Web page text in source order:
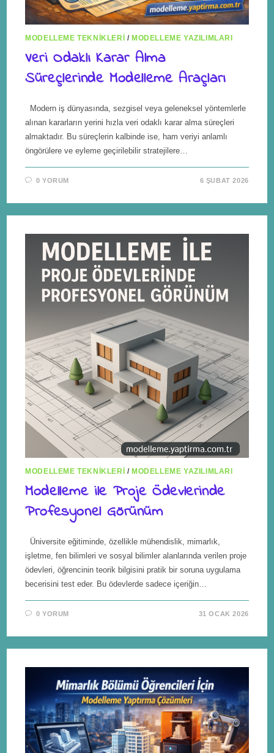
MODELLEME TEKNIKLERI /MODELLEME YAZILIMLARI
Veri Odaklı Karar Alma
Süreçlerinde Modelleme Araçları
Modern iş dünyasında, sezgisel veya geleneksel yöntemlerle
alınan kararların yerini hızla veri odaklı karar alma süreçleri
almaktadır. Bu süreçlerin kalbinde ise, ham veriyi anlamlı
öngörülere ve eyleme geçirilebilir stratejilere…
0 YORUM 6 ŞUBAT 2026
MODELLEME TEKNIKLERI / MODELLEME YAZILIMLARI
Modelleme ile Proje Ödevlerinde
Profesyonel Görünüm
Üniversite eğitiminde, özellikle mühendislik, mimarlık,
işletme, fen bilimleri ve sosyal bilimler alanlarında verilen proje
ödevleri, öğrencinin teorik bilgisini pratik bir soruna uygulama
becerisini test eder. Bu ödevlerde sadece içeriğin…
0 YORUM 31 OCAK 2026